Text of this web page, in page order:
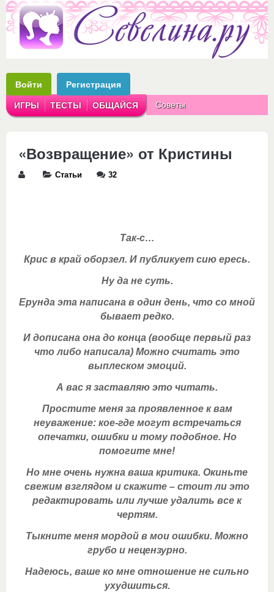
Войти Регистрация
ИГРЫ ТЕСТЫ ОБЩАЙСЯ Советы
«Возвращение» от Кристины
Статьи 32
Так-с…
Крис в край оборзел. И публикует сию ересь.
Ну да не суть.
Ерунда эта написана в один день, что со мной
бывает редко.
И дописана она до конца (вообще первый раз
что либо написала) Можно считать это
выплеском эмоций.
А вас я заставляю это читать.
Простите меня за проявленное к вам
неуважение: кое-где могут встречаться
опечатки, ошибки и тому подобное. Но
помогите мне!
Но мне очень нужна ваша критика. Окиньте
свежим взглядом и скажите – стоит ли это
редактировать или лучше удалить все к
чертям.
Тыкните меня мордой в мои ошибки. Можно
грубо и нецензурно.
Надеюсь, ваше ко мне отношение не сильно
ухудшиться.